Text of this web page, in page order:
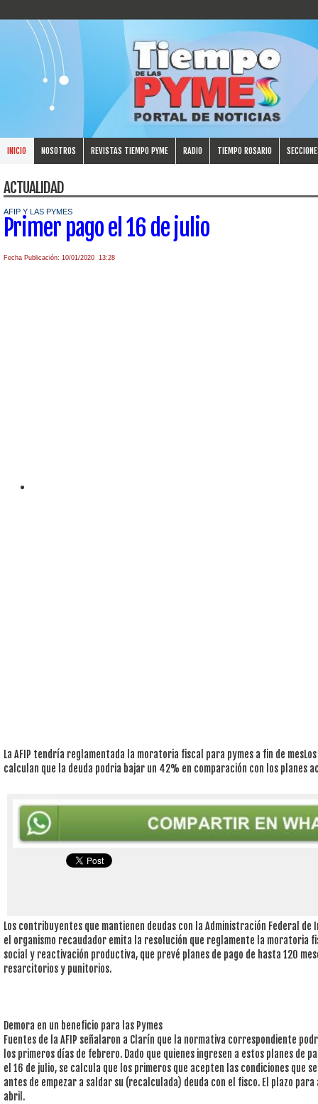
INICIO NOSOTROS REVISTAS TIEMPO PYME RADIO TIEMPO ROSARIO
ACTUALIDAD
AFIP Y LAS PYMES
Primer pago el 16 de julio
Fecha Publicación: 10/01/2020 13:28
La AFIP tendría reglamentada la moratoria fiscal para pymes a fin de
calculan que la deuda podria bajar un 42% en comparación con los planes
Los contribuyentes que mantienen deudas con la Administración Federal de
el organismo recaudador emita la resolución que reglamente la moratoria
social y reactivación productiva, que prevé planes de pago de hasta 120
resarcitorios y punitorios.
Demora en un beneficio para las Pymes
Fuentes de la AFIP señalaron a Clarín que la normativa correspondiente
los primeros días de febrero. Dado que quienes ingresen a estos planes de
el 16 de julio, se calcula que los primeros que acepten las condiciones que
antes de empezar a saldar su (recalculada) deuda con el fisco. El plazo
abril.